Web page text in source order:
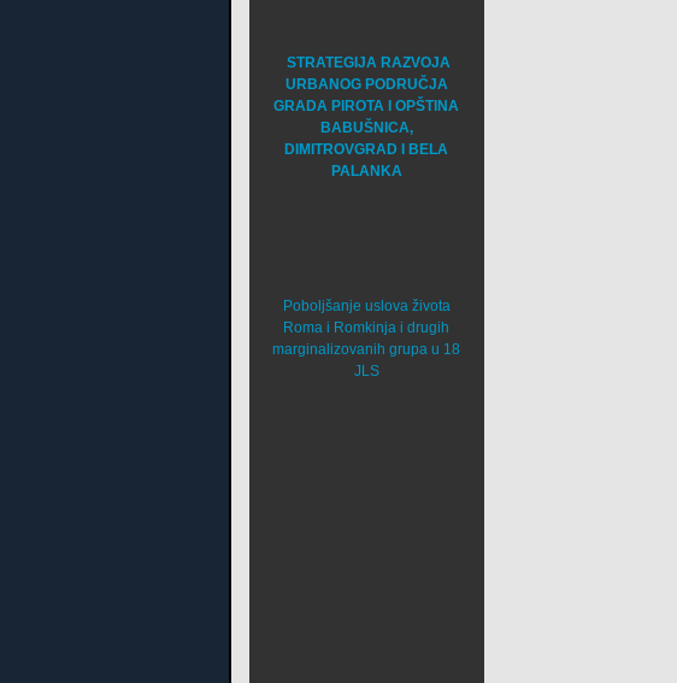
STRATEGIJA RAZVOJA
URBANOG PODRUČJA
GRADA PIROTA I OPŠTINA
BABUŠNICA,
DIMITROVGRAD I BELA
PALANKA
Poboljšanje uslova života
Roma i Romkinja i drugih
marginalizovanih grupa u 18
JLS